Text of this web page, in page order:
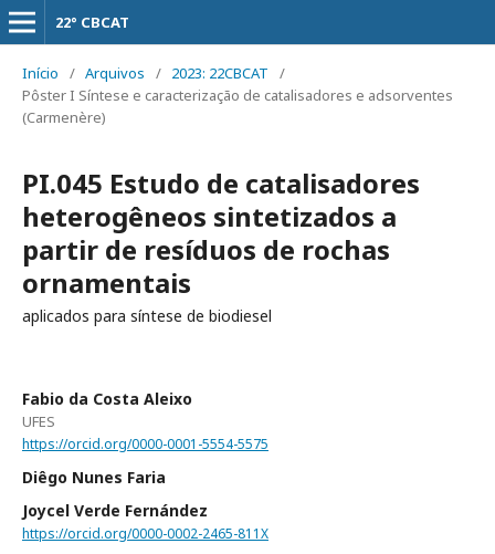
22° CBCAT
Início / Arquivos / 2023: 22CBCAT
/
Pôster I Síntese e caracterização de catalisadores e adsorventes
(Carmenère)
PI.045 Estudo de catalisadores
heterogêneos sintetizados a
partir de resíduos de rochas
ornamentais
aplicados para síntese de biodiesel
Fabio da Costa Aleixo
UFES
https://orcid.org/0000-0001-5554-5575
Diêgo Nunes Faria
Joycel Verde Fernández
https://orcid.org/0000-0002-2465-811X